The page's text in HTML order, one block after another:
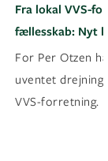
Fra lokal VVS-
fællesskab: Nyt
For Per Otzen
uventet drejning
VVS-forretning.